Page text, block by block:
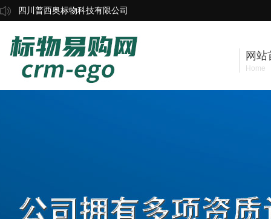
四川普西奥标物科技有限公司
网站
Home